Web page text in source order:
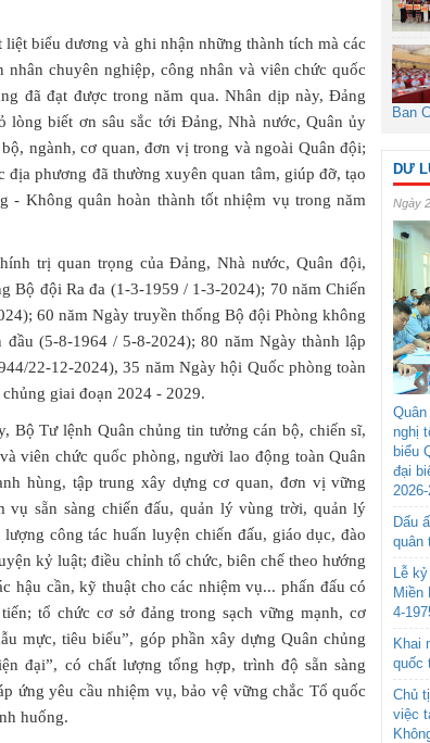
biểu dương và ghi nhận những thành tích mà các
chuyên nghiệp, công nhân và viên chức quốc
đã đạt được trong năm qua. Nhân dịp này, Đảng
lòng biết ơn sâu sắc tới Đảng, Nhà nước, Quân ủy
ngành, cơ quan, đơn vị trong và ngoài Quân đội;
phương đã thường xuyên quan tâm, giúp đỡ, tạo
- Không quân hoàn thành tốt nhiệm vụ trong năm
trị quan trọng của Đảng, Nhà nước, Quân đội,
Bộ đội Ra đa (1-3-1959 / 1-3-2024); 70 năm Chiến
60 năm Ngày truyền thống Bộ đội Phòng không
(5-8-1964 / 5-8-2024); 80 năm Ngày thành lập
22-12-2024), 35 năm Ngày hội Quốc phòng toàn
giai đoạn 2024 - 2029.
Tư lệnh Quân chủng tin tưởng cán bộ, chiến sĩ,
viên chức quốc phòng, người lao động toàn Quân
hùng, tập trung xây dựng cơ quan, đơn vị vững
vụ sẵn sàng chiến đấu, quản lý vùng trời, quản lý
công tác huấn luyện chiến đấu, giáo dục, đào
kỷ luật; điều chỉnh tổ chức, biên chế theo hướng
hậu cần, kỹ thuật cho các nhiệm vụ... phấn đấu có
tổ chức cơ sở đảng trong sạch vững mạnh, cơ
mực, tiêu biểu”, góp phần xây dựng Quân chủng
đại”, có chất lượng tổng hợp, trình độ sẵn sàng
ứng yêu cầu nhiệm vụ, bảo vệ vững chắc Tổ quốc
huống.
Ban
DƯ
Ngày
nghị
biểu
đại
Dấu
quân
Lễ
Miền
4-
Khai
quốc
Chủ
việc